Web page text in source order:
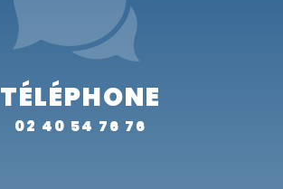
TÉLÉPHONE
02 40 54 76 76